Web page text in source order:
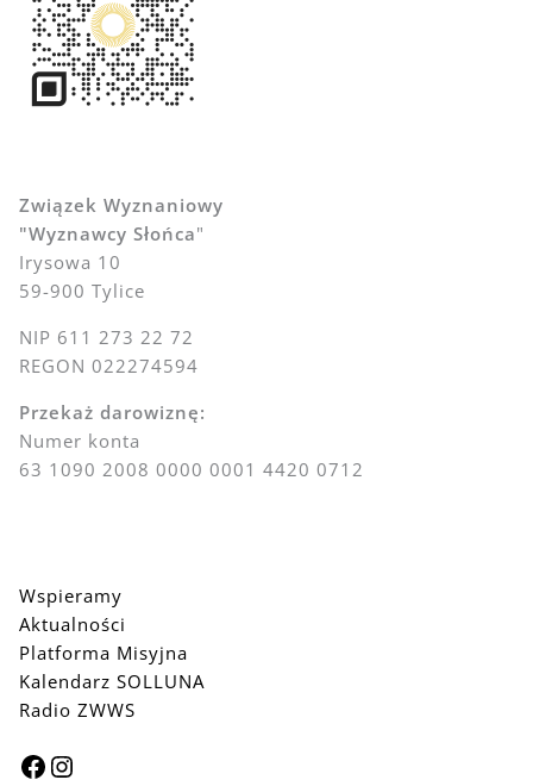
Związek Wyznaniowy
"Wyznawcy Słońca"
Irysowa 10
59-900 Tylice
NIP 611 273 22 72
REGON 022274594
Przekaż darowiznę:
Numer konta
63 1090 2008 0000 0001 4420 0712
Wspieramy
Aktualności
Platforma Misyjna
Kalendarz SOLLUNA
Radio ZWWS
Facebook
Instagram